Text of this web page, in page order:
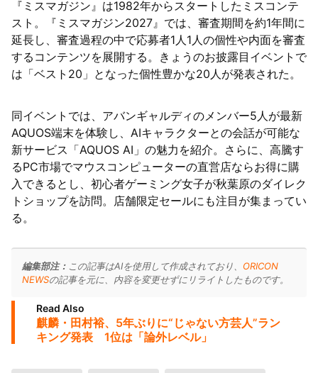
『ミスマガジン』は1982年からスタートしたミスコンテ
スト。『ミスマガジン2027』では、審査期間を約1年間に
延長し、審査過程の中で応募者1人1人の個性や内面を審査
するコンテンツを展開する。きょうのお披露目イベントで
は「ベスト20」となった個性豊かな20人が発表された。
同イベントでは、アバンギャルディのメンバー5人が最新
AQUOS端末を体験し、AIキャラクターとの会話が可能な
新サービス「AQUOS AI」の魅力を紹介。さらに、高騰す
るPC市場でマウスコンピューターの直営店ならお得に購
入できるとし、初心者ゲーミング女子が秋葉原のダイレク
トショップを訪問。店舗限定セールにも注目が集まってい
る。
編集部注： この記事はAIを使用して作成されており、 ORICON
NEWSの記事を元に、内容を変更せずにリライトしたものです。
Read Also
麒麟・田村裕、5年ぶりに“じゃない方芸人”ラン
キング発表 1位は「論外レベル」